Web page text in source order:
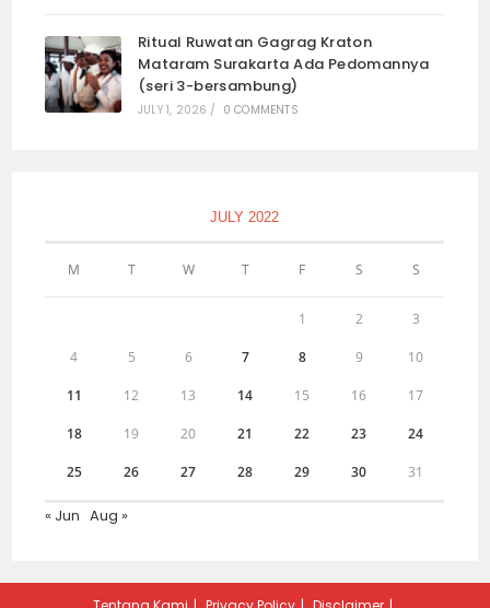
Ritual Ruwatan Gagrag Kraton
Mataram Surakarta Ada Pedomannya
(seri 3-bersambung)
JULY 1, 2026 / 0 COMMENTS
JULY 2022
M T W T F S S
1 2 3
4 5 6 7 8 9 10
11 12 13 14 15 16 17
18 19 20 21 22 23 24
25 26 27 28 29 30 31
« Jun Aug »